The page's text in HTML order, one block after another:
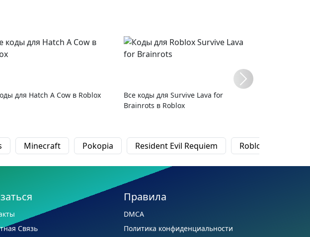
для Hatch A Cow в Roblox
Все коды для Survive Lava for
Brainrots в Roblox
Minecraft Pokopia Resident Evil Requiem Roblox
Связь
Правила
DMCA
Политика конфиденциальности